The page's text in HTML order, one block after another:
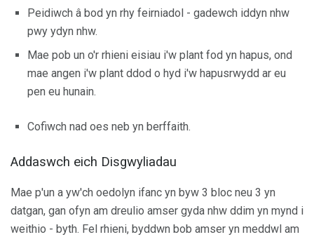
Peidiwch â bod yn rhy feirniadol - gadewch iddyn nhw
pwy ydyn nhw.
Mae pob un o'r rhieni eisiau i'w plant fod yn hapus, ond
mae angen i'w plant ddod o hyd i'w hapusrwydd ar eu
pen eu hunain.
Cofiwch nad oes neb yn berffaith.
Addaswch eich Disgwyliadau
Mae p'un a yw'ch oedolyn ifanc yn byw 3 bloc neu 3 yn
datgan, gan ofyn am dreulio amser gyda nhw ddim yn mynd i
weithio - byth. Fel rhieni, byddwn bob amser yn meddwl am